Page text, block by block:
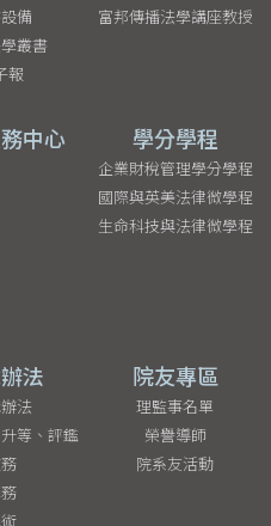
備
叢書
報
富邦傳播法學講座教授
中心 學分學程
企業財稅管理學分學程
國際與英美法律微學程
生命科技與法律微學程
法
法
等、評鑑
院友專區
理監事名單
榮譽導師
院系友活動